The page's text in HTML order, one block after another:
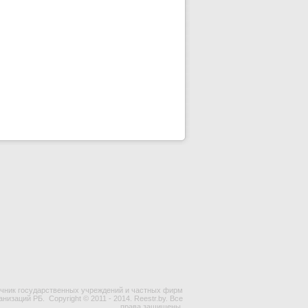
государственных учреждений и частных фирм
РБ.
Copyright © 2011 - 2014. Reestr.by. Все